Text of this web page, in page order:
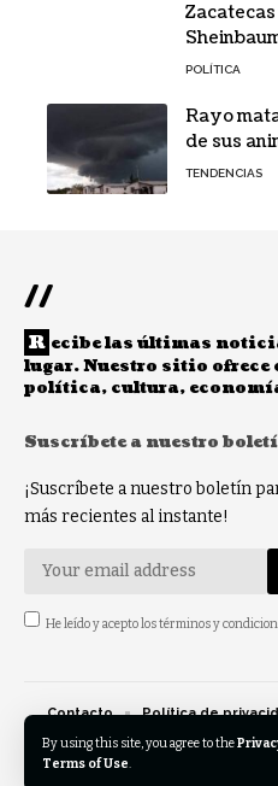
By using this site, you agree to the
Terms of Use.
POLÍTICA
Rayo
de sus
TENDENCIAS
//
R ecibe las últimas
lugar. Nuestro sitio ofrece
política, cultura,
Suscríbete a nuestro
¡Suscríbete a nuestro boletín
más recientes al instante!
He leído y acepto los términos y
Contacto Política de
Opt-out